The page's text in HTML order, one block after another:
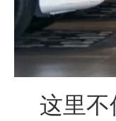
这里不